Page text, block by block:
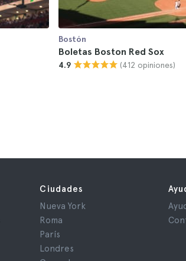
Bostón
Boletas Boston Red Sox
4.9 (412 opiniones)
Ciudades
Nueva York
Roma
París
Londres